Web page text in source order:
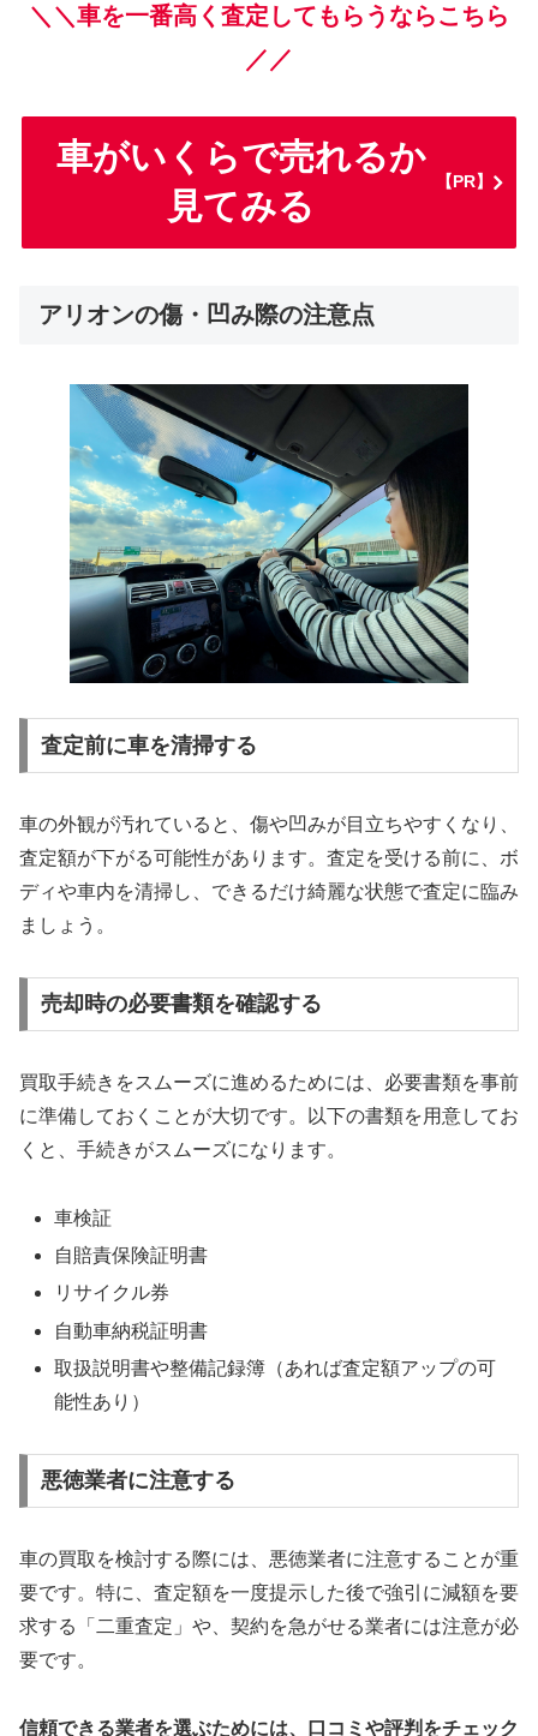
＼＼車を一番高く査定してもらうならこちら
／／
車がいくらで売れるか
見てみる
【PR】
アリオンの傷・凹み際の注意点
査定前に車を清掃する
車の外観が汚れていると、傷や凹みが目立ちやすくなり、
査定額が下がる可能性があります。査定を受ける前に、ボ
ディや車内を清掃し、できるだけ綺麗な状態で査定に臨み
ましょう。
売却時の必要書類を確認する
買取手続きをスムーズに進めるためには、必要書類を事前
に準備しておくことが大切です。以下の書類を用意してお
くと、手続きがスムーズになります。
車検証
自賠責保険証明書
リサイクル券
自動車納税証明書
取扱説明書や整備記録簿（あれば査定額アップの可
能性あり）
悪徳業者に注意する
車の買取を検討する際には、悪徳業者に注意することが重
要です。特に、査定額を一度提示した後で強引に減額を要
求する「二重査定」や、契約を急がせる業者には注意が必
要です。
信頼できる業者を選ぶためには、口コミや評判をチェック